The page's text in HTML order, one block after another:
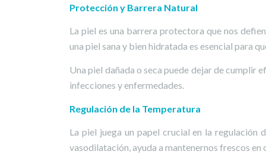
Protección y Barrera Natural
La piel es una barrera protectora que nos
una piel sana y bien hidratada es esencial para
Una piel dañada o seca puede dejar de cumplir
infecciones y enfermedades.
Regulación de la Temperatura
La piel juega un papel crucial en la
vasodilatación, ayuda a mantenernos frescos